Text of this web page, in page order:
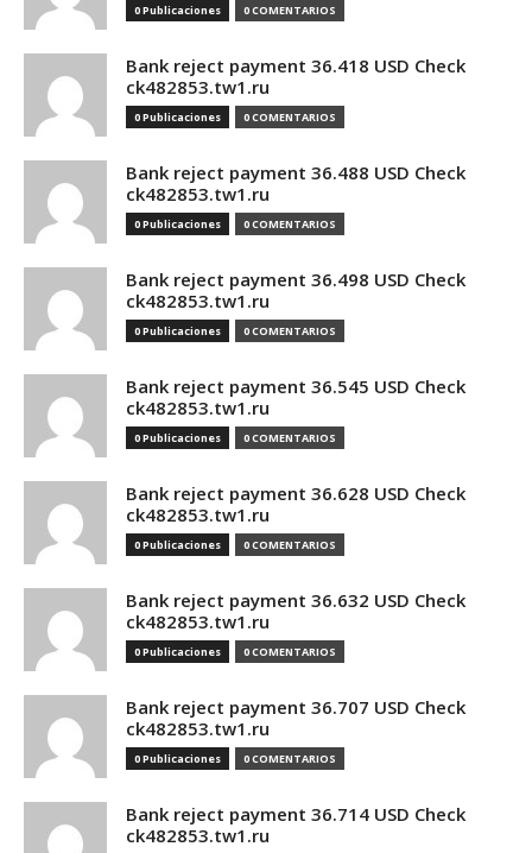
0 Publicaciones 0 COMENTARIOS
Bank reject payment 36.418 USD Check
ck482853.tw1.ru
0 Publicaciones 0 COMENTARIOS
Bank reject payment 36.488 USD Check
ck482853.tw1.ru
0 Publicaciones 0 COMENTARIOS
Bank reject payment 36.498 USD Check
ck482853.tw1.ru
0 Publicaciones 0 COMENTARIOS
Bank reject payment 36.545 USD Check
ck482853.tw1.ru
0 Publicaciones 0 COMENTARIOS
Bank reject payment 36.628 USD Check
ck482853.tw1.ru
0 Publicaciones 0 COMENTARIOS
Bank reject payment 36.632 USD Check
ck482853.tw1.ru
0 Publicaciones 0 COMENTARIOS
Bank reject payment 36.707 USD Check
ck482853.tw1.ru
0 Publicaciones 0 COMENTARIOS
Bank reject payment 36.714 USD Check
ck482853.tw1.ru